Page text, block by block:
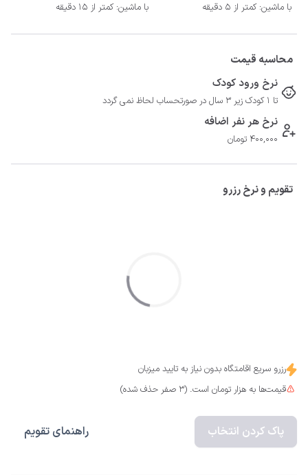
با ماشین: کمتر از 5 دقیقه
با ماشین: کمتر از 15 دقیقه
محاسبه قیمت
نرخ ورود کودک
تا 1 کودک زیر 3 سال در صورتحساب لحاظ نمی گردد
نرخ هر نفر اضافه
400,000 تومان
تقویم و نرخ رزرو
رزرو سریع اقامتگاه بدون نیاز به تایید میزبان
قیمت‌ها به هزار تومان است. (3 صفر حذف شده)
پاک کردن انتخاب راهنمای تقویم